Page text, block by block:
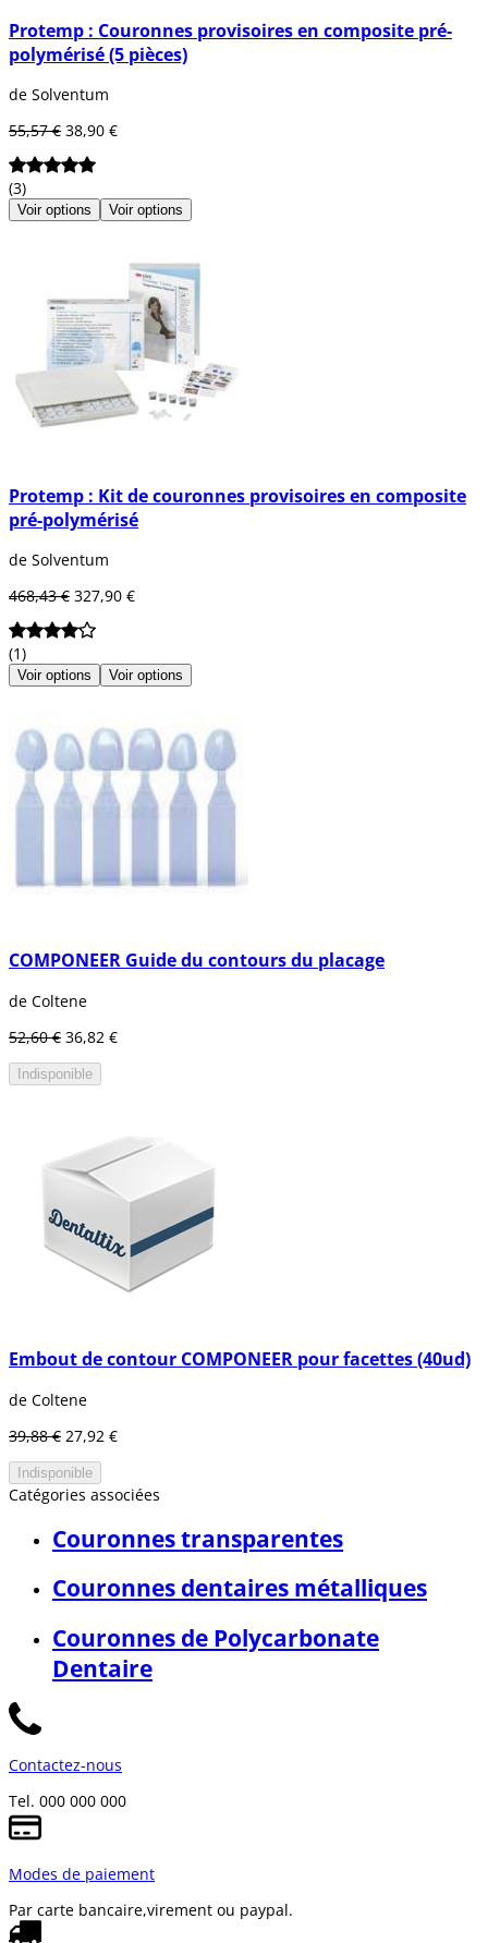
Protemp : Couronnes provisoires en composite pré-
polymérisé (5 pièces)
de Solventum
55,57 € 38,90 €
(3)
Voir options Voir options
Protemp : Kit de couronnes provisoires en composite
pré-polymérisé
de Solventum
468,43 € 327,90 €
(1)
Voir options Voir options
COMPONEER Guide du contours du placage
de Coltene
52,60 € 36,82 €
Indisponible
Embout de contour COMPONEER pour facettes (40ud)
de Coltene
39,88 € 27,92 €
Indisponible
Catégories associées
Couronnes transparentes
Couronnes dentaires métalliques
Couronnes de Polycarbonate
Dentaire
Contactez-nous
Tel. 000 000 000
Modes de paiement
Par carte bancaire,virement ou paypal.